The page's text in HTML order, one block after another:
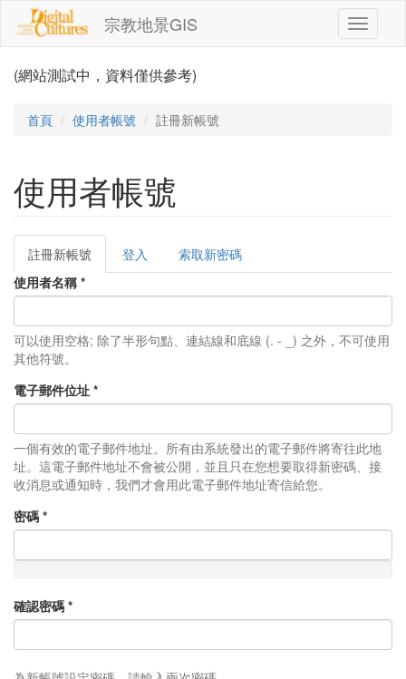
移至主內容
宗教地景GIS
Toggle
(網站測試中，資料僅供參考)
首頁 使用者帳號 註冊新帳號
使用者帳號
主要索引標籤
註冊新帳號
籤)
登入
索取新密碼
使用者名稱 *
可以使用空格; 除了半形句點、連結線和底線 (. - _) 之外，不可使用
其他符號。
電子郵件位址 *
一個有效的電子郵件地址。所有由系統發出的電子郵件將寄往此地
址。這電子郵件地址不會被公開，並且只在您想要取得新密碼、接
收消息或通知時，我們才會用此電子郵件地址寄信給您。
密碼 *
確認密碼 *